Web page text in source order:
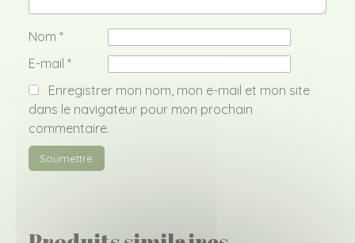
Nom *
E-mail *
Enregistrer mon nom, mon e-mail et mon site
dans le navigateur pour mon prochain
commentaire.